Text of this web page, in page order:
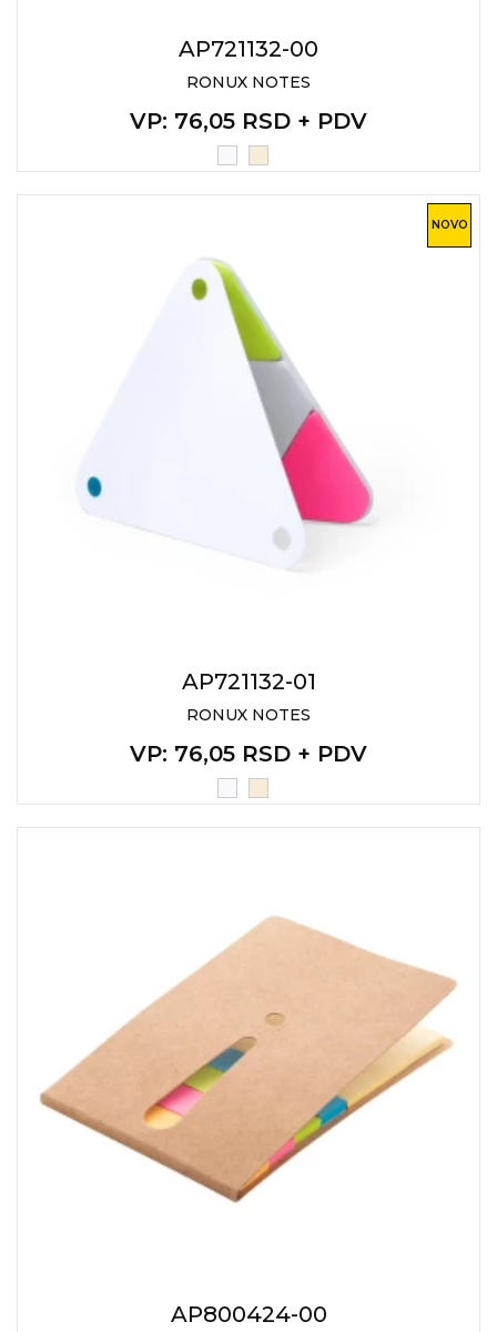
AP721132-00
RONUX NOTES
VP: 76,05 RSD + PDV
NOVO
AP721132-01
RONUX NOTES
VP: 76,05 RSD + PDV
AP800424-00